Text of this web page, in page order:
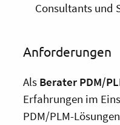
Consultants und
Anforderungen
Als Berater PDM/
Erfahrungen im
PDM/PLM-